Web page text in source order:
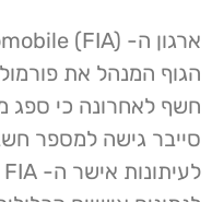
חשף לאחרונה כי ספג
סייבר גישה למספר